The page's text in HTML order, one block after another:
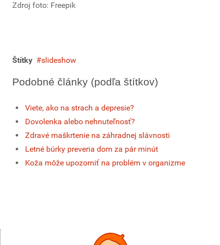
Zdroj foto: Freepik
Štítky slideshow
Podobné články (podľa štítkov)
Viete, ako na strach a depresie?
Dovolenka alebo nehnuteľnosť?
Zdravé maškrtenie na záhradnej slávnosti
Letné búrky preveria dom za pár minút
Koža môže upozorniť na problém v organizme